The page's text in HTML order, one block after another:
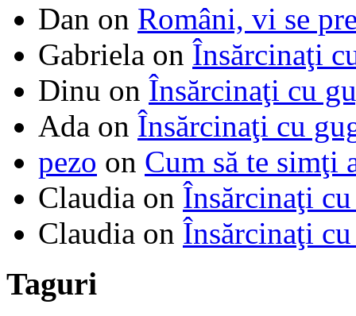
Dan on Români, vi se
Gabriela on Însărcinaţi
Dinu on Însărcinaţi cu
Ada on Însărcinaţi cu
pezo on Cum să te simţi
Claudia on Însărcinaţi
Claudia on Însărcinaţi
Taguri